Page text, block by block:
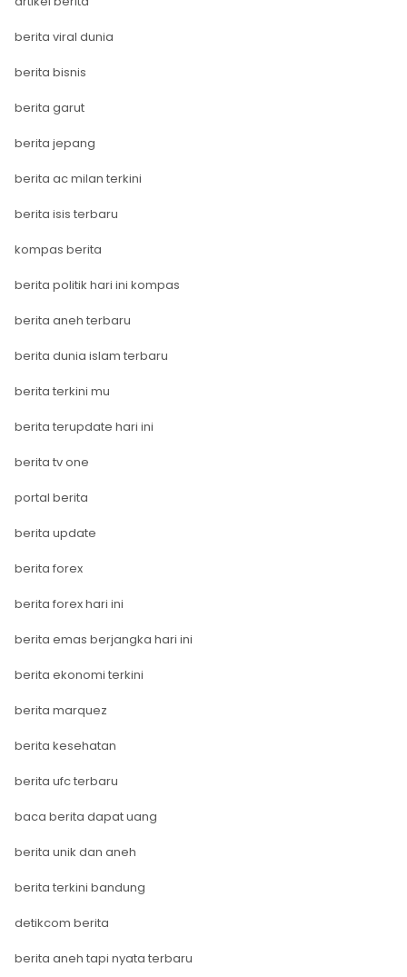
berita viral dunia
berita bisnis
berita garut
berita jepang
berita ac milan terkini
berita isis terbaru
kompas berita
berita politik hari ini kompas
berita aneh terbaru
berita dunia islam terbaru
berita terkini mu
berita terupdate hari ini
berita tv one
portal berita
berita update
berita forex
berita forex hari ini
berita emas berjangka hari ini
berita ekonomi terkini
berita marquez
berita kesehatan
berita ufc terbaru
baca berita dapat uang
berita unik dan aneh
berita terkini bandung
detikcom berita
berita aneh tapi nyata terbaru